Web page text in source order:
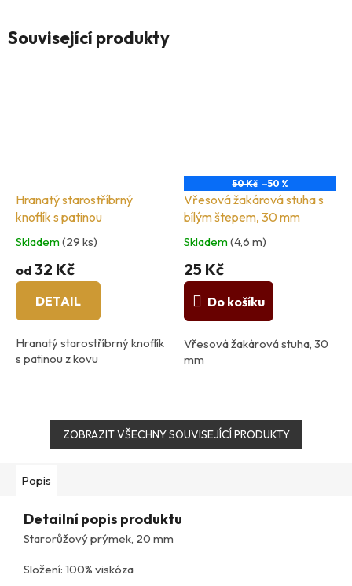
Související produkty
Hranatý starostříbrný
knoflík s patinou
Skladem(29 ks)
od 32 Kč
DETAIL
Hranatý starostříbrný knoflík
s patinou z kovu
50 Kč –50 %
Vřesová žakárová stuha s
bílým štepem, 30 mm
Skladem(4,6 m)
25 Kč
Do košíku
Vřesová žakárová stuha, 30
mm
ZOBRAZIT VŠECHNY SOUVISEJÍCÍ PRODUKTY
Popis
Detailní popis produktu
Starorůžový prýmek, 20 mm
Složení: 100% viskóza